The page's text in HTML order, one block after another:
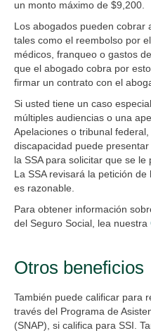
un monto máximo de $9,200.
Los abogados pueden cobrar
tales como el reembolso por
médicos, franqueo o gastos
que el abogado cobra por
firmar un contrato con el
Si usted tiene un caso
múltiples audiencias o una
Apelaciones o tribunal
discapacidad puede
la SSA para solicitar que se
La SSA revisará la petición
es razonable.
Para obtener información
del Seguro Social, lea nuestra
Otros beneficios
También puede calificar para
través del Programa de
(SNAP), si califica para SSI.